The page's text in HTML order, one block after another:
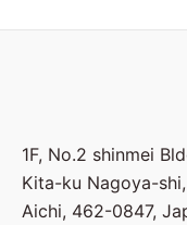
1F, No.2 shinmei
Kita-ku Nagoya-shi,
Aichi, 462-0847,